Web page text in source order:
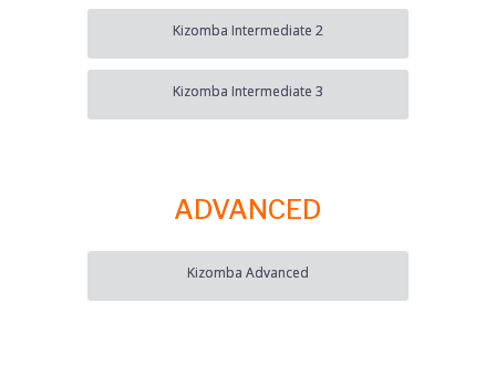
Kizomba Intermediate 2
Kizomba Intermediate 3
ADVANCED
Kizomba Advanced